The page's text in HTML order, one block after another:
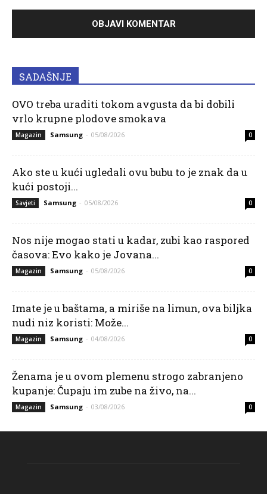
SADAŠNJE
OVO treba uraditi tokom avgusta da bi dobili
vrlo krupne plodove smokava
Magazin Samsung - 05/08/2026 0
Ako ste u kući ugledali ovu bubu to je znak da u
kući postoji...
Savjeti Samsung - 05/08/2026 0
Nos nije mogao stati u kadar, zubi kao raspored
časova: Evo kako je Jovana...
Magazin Samsung - 05/08/2026 0
Imate je u baštama, a miriše na limun, ova biljka
nudi niz koristi: Može...
Magazin Samsung - 04/08/2026 0
Ženama je u ovom plemenu strogo zabranjeno
kupanje: Čupaju im zube na živo, na...
Magazin Samsung - 03/08/2026 0